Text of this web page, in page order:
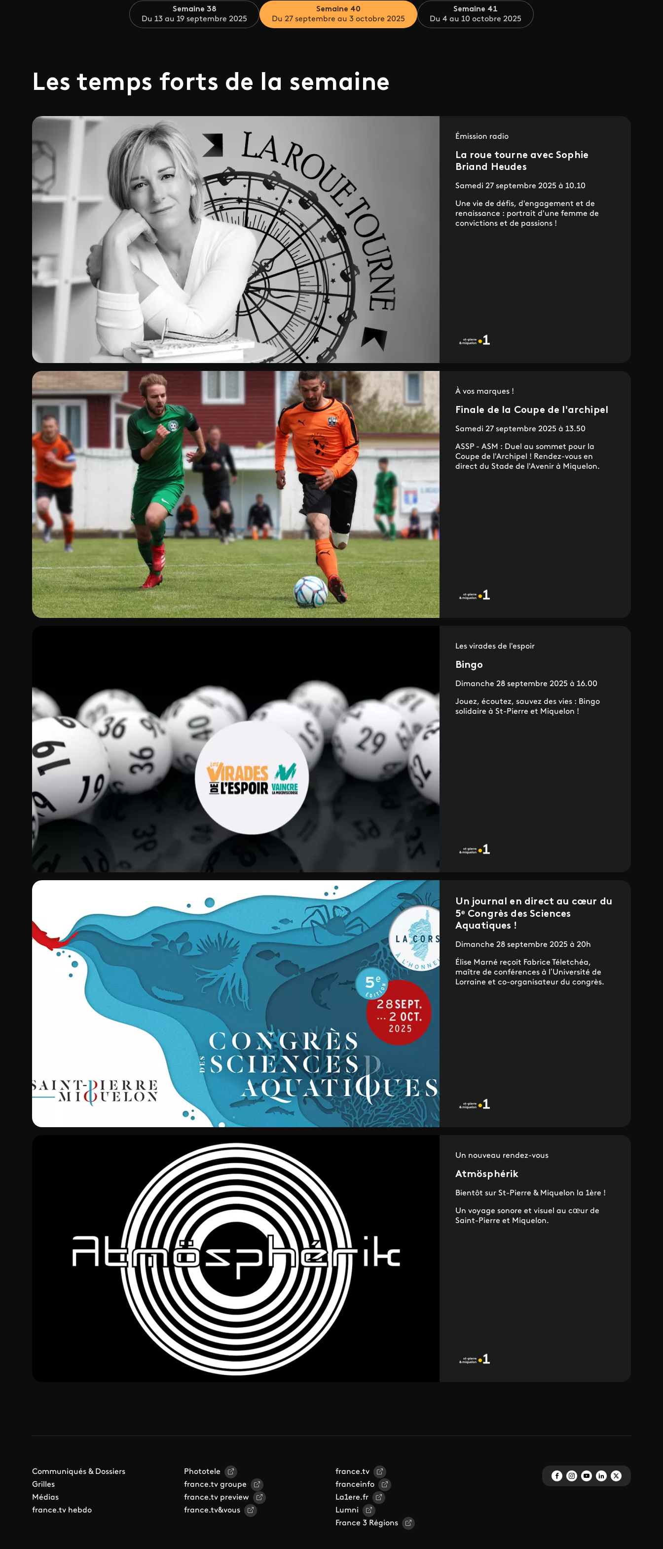
Semaine 38
Du 13 au 19 septembre 2025
Semaine 40
Du 27 septembre au 3 octobre 2025
Semaine 41
Du 4 au 10 octobre 2025
Les temps forts de la semaine
Émission radio
La roue tourne avec Sophie
Briand Heudes
Samedi 27 septembre 2025 à 10.10
Une vie de défis, d'engagement et de
renaissance : portrait d'une femme de
convictions et de passions !
À vos marques !
Finale de la Coupe de l'archipel
Samedi 27 septembre 2025 à 13.50
ASSP - ASM : Duel au sommet pour la
Coupe de l'Archipel ! Rendez-vous en
direct du Stade de l'Avenir à Miquelon.
Les virades de l'espoir
Bingo
Dimanche 28 septembre 2025 à 16.00
Jouez, écoutez, sauvez des vies : Bingo
solidaire à St-Pierre et Miquelon !
Un journal en direct au cœur du
5ᵉ Congrès des Sciences
Aquatiques !
Dimanche 28 septembre 2025 à 20h
Élise Marné reçoit Fabrice Téletchéa,
maître de conférences à l’Université de
Lorraine et co-organisateur du congrès.
Un nouveau rendez-vous
Atmösphérik
Bientôt sur St-Pierre & Miquelon la 1ère !
Un voyage sonore et visuel au cœur de
Saint-Pierre et Miquelon.
Communiqués & Dossiers
Grilles
Médias
france.tv hebdo
Phototele
france.tv groupe
france.tv preview
france.tv&vous
france.tv
franceinfo
La1ere.fr
Lumni
France 3 Régions